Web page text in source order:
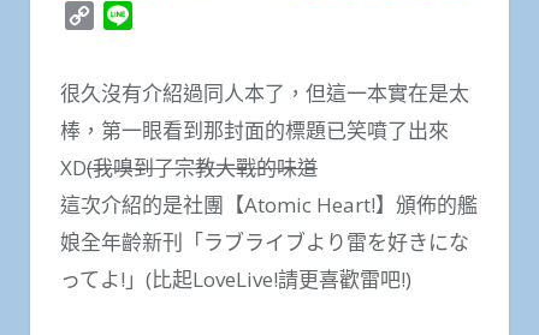
Copy
很久沒有介紹過同人本了，但這一本實在是太
棒，第一眼看到那封面的標題已笑噴了出來
XD(我嗅到了宗教大戰的味道
這次介紹的是社團【Atomic Heart!】頒佈的艦
娘全年齡新刊「ラブライブより雷を好きにな
ってよ!」(比起LoveLive!請更喜歡雷吧!)